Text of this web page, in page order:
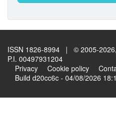
ISSN 1826-8994 | © 2005-2026,
P.I. 00497931204
Privacy
Cookie policy
Build d20cc6c - 04/08/2026